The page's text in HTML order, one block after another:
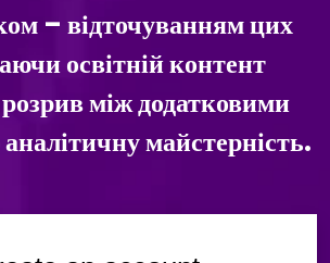
– відточуванням цих
освітній контент
між додатковими
майстерність.